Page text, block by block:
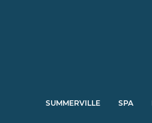
SUMMERVILLE SPA